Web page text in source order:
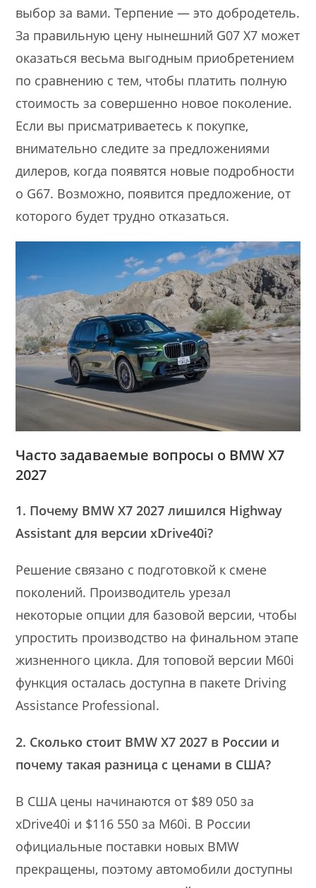
выбор за вами. Терпение — это добродетель.
За правильную цену нынешний G07 X7 может
оказаться весьма выгодным приобретением
по сравнению с тем, чтобы платить полную
стоимость за совершенно новое поколение.
Если вы присматриваетесь к покупке,
внимательно следите за предложениями
дилеров, когда появятся новые подробности
о G67. Возможно, появится предложение, от
которого будет трудно отказаться.
Часто задаваемые вопросы о BMW X7
2027
1. Почему BMW X7 2027 лишился Highway
Assistant для версии xDrive40i?
Решение связано с подготовкой к смене
поколений. Производитель урезал
некоторые опции для базовой версии, чтобы
упростить производство на финальном этапе
жизненного цикла. Для топовой версии M60i
функция осталась доступна в пакете Driving
Assistance Professional.
2. Сколько стоит BMW X7 2027 в России и
почему такая разница с ценами в США?
В США цены начинаются от $89 050 за
xDrive40i и $116 550 за M60i. В России
официальные поставки новых BMW
прекращены, поэтому автомобили доступны